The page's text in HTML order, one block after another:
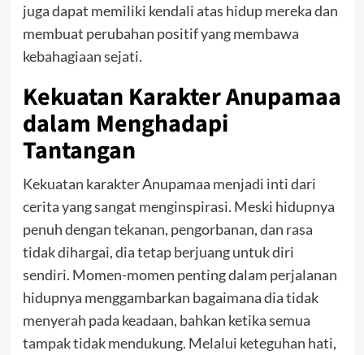
juga dapat memiliki kendali atas hidup mereka dan
membuat perubahan positif yang membawa
kebahagiaan sejati.
Kekuatan Karakter Anupamaa
dalam Menghadapi
Tantangan
Kekuatan karakter Anupamaa menjadi inti dari
cerita yang sangat menginspirasi. Meski hidupnya
penuh dengan tekanan, pengorbanan, dan rasa
tidak dihargai, dia tetap berjuang untuk diri
sendiri. Momen-momen penting dalam perjalanan
hidupnya menggambarkan bagaimana dia tidak
menyerah pada keadaan, bahkan ketika semua
tampak tidak mendukung. Melalui keteguhan hati,